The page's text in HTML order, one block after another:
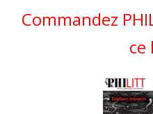
Commandez
ce